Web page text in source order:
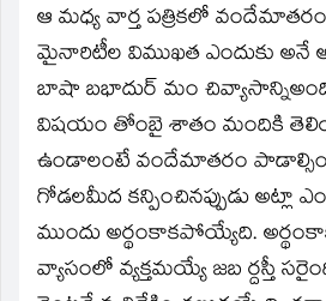
ఆ మధ్య వార్త పత్రికలో వందేమాతరం
మైనారిటీల విముఖత ఎందుకు
బాషా బభాదుర్‌ మం
విషయం తోంబై శాతం మందికి
ఉండాలంటే వందేమాతరం
గోడలమీద కన్పించినప్పుడు అట్లా
ముందు అర్థంకాకపోయ్యేది.
వ్యాసంలో వ్యక్తమయ్యే జబ ర్దస్తీ